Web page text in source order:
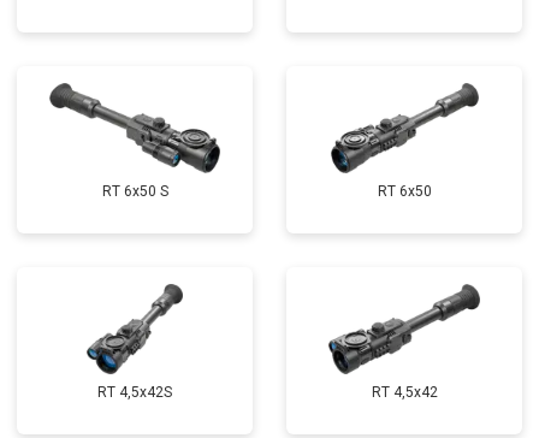
RT 6x50 S RT 6x50
RT 4,5х42S RT 4,5х42